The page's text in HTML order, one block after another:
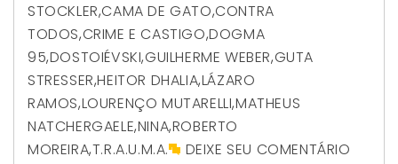
STOCKLER,CAMA DE GATO,CONTRA
TODOS,CRIME E CASTIGO,DOGMA
95,DOSTOIÉVSKI,GUILHERME WEBER,GUTA
STRESSER,HEITOR DHALIA,LÁZARO
RAMOS,LOURENÇO MUTARELLI,MATHEUS
NATCHERGAELE,NINA,ROBERTO
MOREIRA,T.R.A.U.M.A. DEIXE SEU COMENTÁRIO